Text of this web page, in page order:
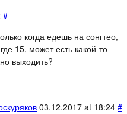
#
когда едешь на сонгтео,
15, может есть какой-то
выходить?
03.12.2017 at 18:24 #